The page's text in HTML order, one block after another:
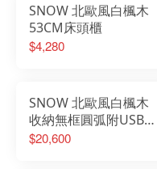
SNOW 北歐風白楓木
53CM床頭櫃
$4,280
SNOW 北歐風白楓木
收納無框圓弧附USB插
座6尺雙人加大掀床組
$20,600